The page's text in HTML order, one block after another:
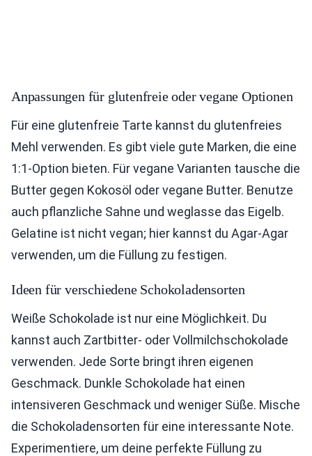
Anpassungen für glutenfreie oder vegane Optionen
Für eine glutenfreie Tarte kannst du glutenfreies
Mehl verwenden. Es gibt viele gute Marken, die eine
1:1-Option bieten. Für vegane Varianten tausche die
Butter gegen Kokosöl oder vegane Butter. Benutze
auch pflanzliche Sahne und weglasse das Eigelb.
Gelatine ist nicht vegan; hier kannst du Agar-Agar
verwenden, um die Füllung zu festigen.
Ideen für verschiedene Schokoladensorten
Weiße Schokolade ist nur eine Möglichkeit. Du
kannst auch Zartbitter- oder Vollmilchschokolade
verwenden. Jede Sorte bringt ihren eigenen
Geschmack. Dunkle Schokolade hat einen
intensiveren Geschmack und weniger Süße. Mische
die Schokoladensorten für eine interessante Note.
Experimentiere, um deine perfekte Füllung zu